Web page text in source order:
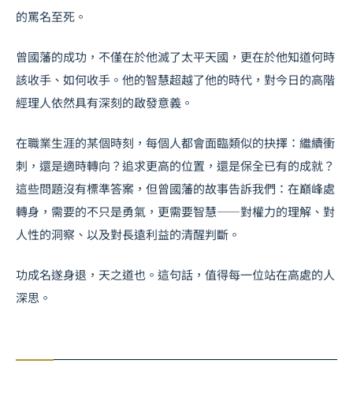
的罵名至死。
曾國藩的成功，不僅在於他滅了太平天國，更在於他知道何時
該收手、如何收手。他的智慧超越了他的時代，對今日的高階
經理人依然具有深刻的啟發意義。
在職業生涯的某個時刻，每個人都會面臨類似的抉擇：繼續衝
刺，還是適時轉向？追求更高的位置，還是保全已有的成就？
這些問題沒有標準答案，但曾國藩的故事告訴我們：在巔峰處
轉身，需要的不只是勇氣，更需要智慧——對權力的理解、對
人性的洞察、以及對長遠利益的清醒判斷。
功成名遂身退，天之道也。這句話，值得每一位站在高處的人
深思。